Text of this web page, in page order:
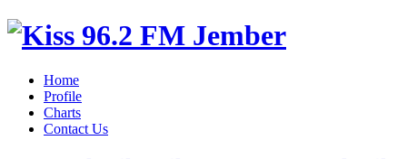
Home
Profile
Charts
Contact Us